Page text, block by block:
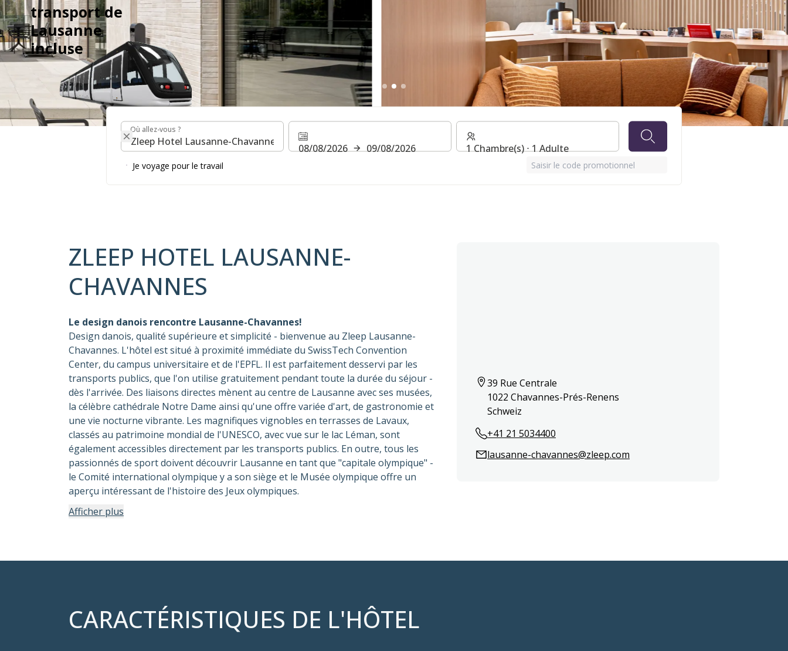
ZLEEP HOTEL LAUSANNE-
transport de
Lausanne
incluse
Où allez-vous ?
Où allez-vous ?
08/08/2026 09/08/2026 1 Chambre(s) ⋅ 1 Adulte
Je voyage pour le travail Saisir le code promotionnel
ZLEEP HOTEL LAUSANNE-
CHAVANNES
Le design danois rencontre Lausanne-Chavannes!
Design danois, qualité supérieure et simplicité - bienvenue au Zleep Lausanne-
Chavannes. L'hôtel est situé à proximité immédiate du SwissTech Convention
Center, du campus universitaire et de l'EPFL. Il est parfaitement desservi par les
transports publics, que l'on utilise gratuitement pendant toute la durée du séjour -
dès l'arrivée. Des liaisons directes mènent au centre de Lausanne avec ses musées,
la célèbre cathédrale Notre Dame ainsi qu'une offre variée d'art, de gastronomie et
une vie nocturne vibrante. Les magnifiques vignobles en terrasses de Lavaux,
classés au patrimoine mondial de l'UNESCO, avec vue sur le lac Léman, sont
également accessibles directement par les transports publics. En outre, tous les
passionnés de sport doivent découvrir Lausanne en tant que "capitale olympique" -
le Comité international olympique y a son siège et le Musée olympique offre un
aperçu intéressant de l'histoire des Jeux olympiques.
Afficher plus
39 Rue Centrale
1022 Chavannes-Prés-Renens
Schweiz
+41 21 5034400
lausanne-chavannes@zleep.com
CARACTÉRISTIQUES DE L'HÔTEL